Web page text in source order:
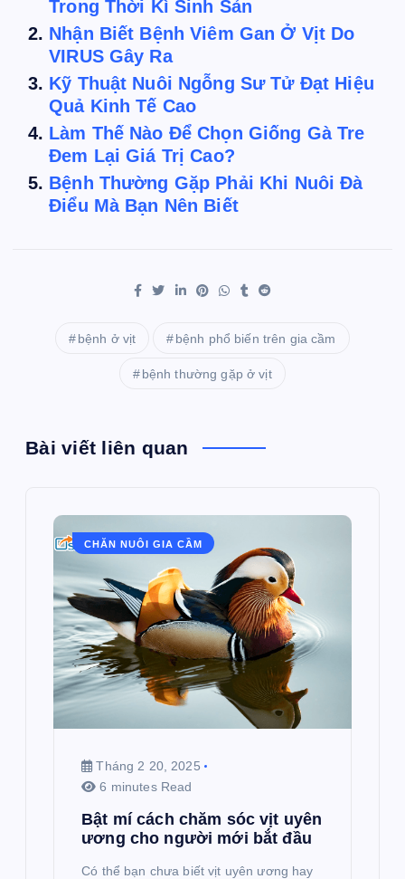
Trong Thời Kì Sinh Sản
Nhận Biết Bệnh Viêm Gan Ở Vịt Do
VIRUS Gây Ra
Kỹ Thuật Nuôi Ngỗng Sư Tử Đạt Hiệu
Quả Kinh Tế Cao
Làm Thế Nào Để Chọn Giống Gà Tre
Đem Lại Giá Trị Cao?
Bệnh Thường Gặp Phải Khi Nuôi Đà
Điểu Mà Bạn Nên Biết
bệnh ở vịt bệnh phổ biến trên gia cầm
bệnh thường gặp ở vịt
Bài viết liên quan
CHĂN NUÔI GIA CẦM
Tháng 2 20, 2025
6 minutes Read
Bật mí cách chăm sóc vịt uyên
ương cho người mới bắt đầu
Có thể bạn chưa biết vịt uyên ương hay